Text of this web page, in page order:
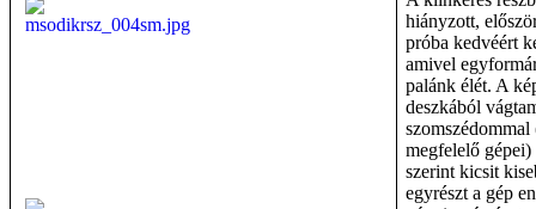
hiányzott,
próba kedvéért
amivel
palánk élét. A
deszkából
megfelelő
szerint kicsit
egyrészt a gép